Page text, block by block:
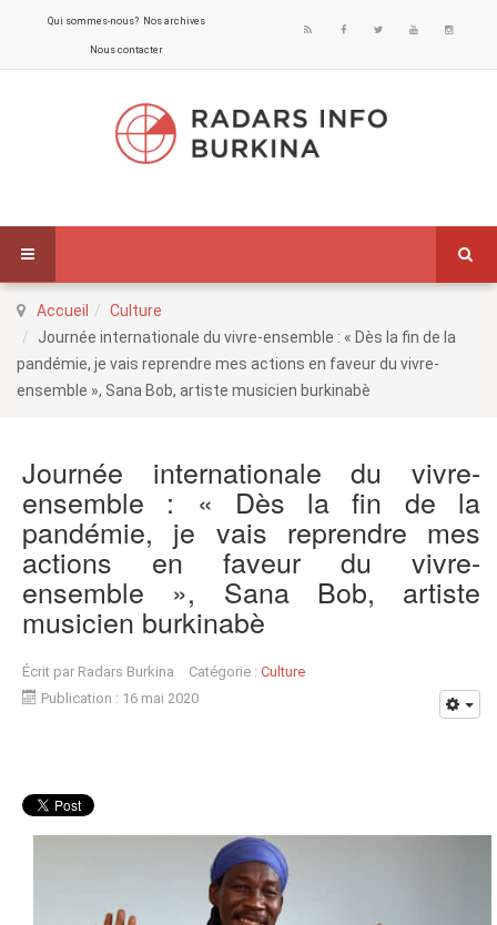
Qui sommes-nous? Nos archives
Nous contacter
Accueil
Culture
Journée internationale du vivre-ensemble : « Dès la fin de la
pandémie, je vais reprendre mes actions en faveur du vivre-
ensemble », Sana Bob, artiste musicien burkinabè
Journée internationale du vivre-
ensemble : « Dès la fin de la
pandémie, je vais reprendre mes
actions en faveur du vivre-
ensemble », Sana Bob, artiste
musicien burkinabè
Écrit par Radars Burkina Catégorie : Culture
Publication : 16 mai 2020